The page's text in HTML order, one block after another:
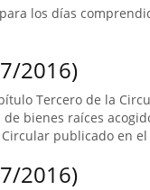
los días
2016)
Tercero de la
bienes raíces
publicado en
2016)